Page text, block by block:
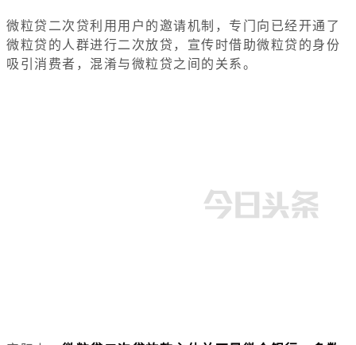
微粒贷二次贷利用用户的邀请机制，专门向已经开通了
微粒贷的人群进行二次放贷，宣传时借助微粒贷的身份
吸引消费者，混淆与微粒贷之间的关系。